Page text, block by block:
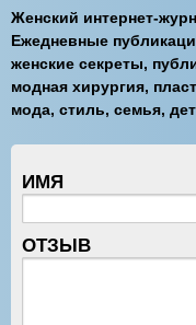
Женский интернет-
Ежедневные
женские секреты,
модная хирургия,
мода, стиль, семья,
ИМЯ
ОТЗЫВ